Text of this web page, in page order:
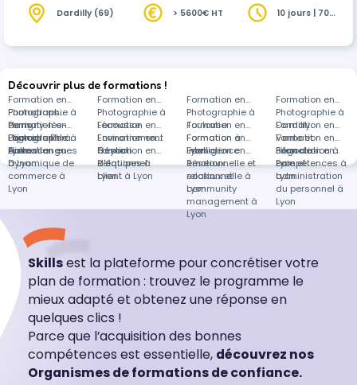
Dardilly (69) > 5600€ HT
10 jours | 70
Découvrir plus de formations !
Formation en
Photographie à
Perrigny-lès-
Dijon
Formation en
Photographie à
Lécousse
Formation en
Photographie à
Toulouse
Formation en
Photographie à
Dardilly
Formations
dans
Photographie à
distance
Formation en
Logiciels RH à
Lyon
Formation en
Environnement
à Lyon
Formation en
Formation à
Lyon
Formation en
Vente et
négociation à
Lyon
Formation en
Autres langues
à Lyon
Formation en
Gestion
d'équipes à
Lyon
Formation en
Intelligence
émotionnelle et
relationnelle à
Lyon
Formation en
Bilan de
compétences à
Lyon
Formation en
Dynamique de
commerce à
Lyon
Formation en
Relationnel
client à Lyon
Formation en
Réseaux
sociaux et
community
management à
Lyon
Formation en
Paie et
administration
du personnel à
Lyon
Skillsest la plateforme pour concrétiser votre
plan de formation : trouvez le programme le
mieux adapté et obtenez une réponse en
quelques clics !
Parce que l’acquisition des bonnes
compétences est essentielle, découvrez nos
Organismes de formations de confiance.